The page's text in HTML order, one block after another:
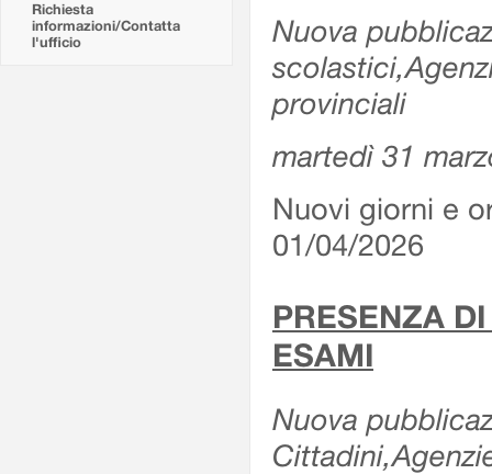
Richiesta
informazioni/Contatta
l'ufficio
Nuova
provinciali
martedì 31
Nuovi giorni e
01/04/2026
PRESENZA
ESAMI
Nuova